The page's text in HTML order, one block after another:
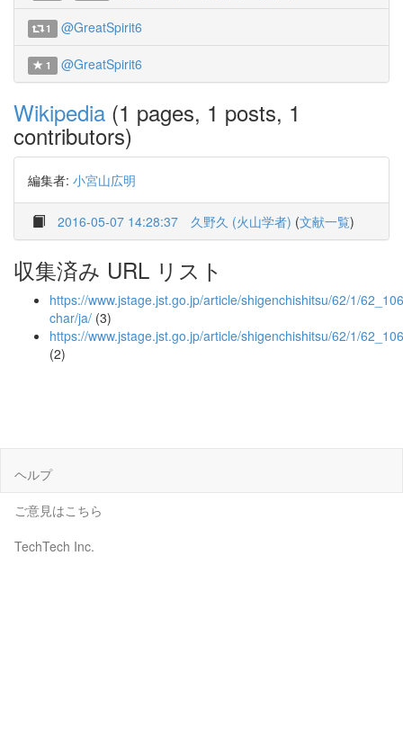
1 @GreatSpirit6
1 @GreatSpirit6
Wikipedia (1 pages, 1 posts, 1
contributors)
編集者: 小宮山広明
2016-05-07 14:28:37 久野久 (火山学者) (文献一覧)
収集済み URL リスト
https://www.jstage.jst.go.jp/article/shigenchishitsu/62/1/
char/ja/ (3)
https://www.jstage.jst.go.jp/article/shigenchishitsu/62/1/
(2)
ヘルプ
ご意見はこちら
TechTech Inc.